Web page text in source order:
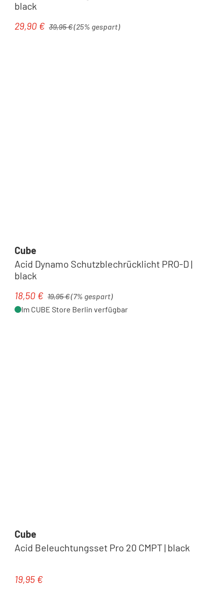
black
Verkaufspreis:
29,90 € 39,95 €(25% gespart)
Cube
Acid Dynamo Schutzblechrücklicht PRO-D |
black
Verkaufspreis:
18,50 € Regulärer Preis:
19,95 €(7% gespart)
Im CUBE Store Berlin verfügbar
Cube
Acid Beleuchtungsset Pro 20 CMPT | black
Regulärer Preis:
19,95 €